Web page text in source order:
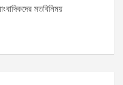
মতবিনিময়